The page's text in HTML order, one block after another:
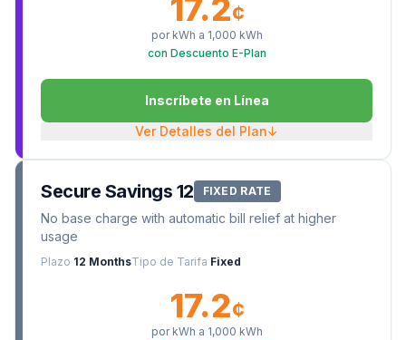
17.2¢
por kWh a 1,000 kWh
con Descuento E-Plan
Inscríbete en Línea
Ver Detalles del Plan↓
Secure Savings 12 FIXED RATE
No base charge with automatic bill relief at higher
usage
Plazo 12 MonthsTipo de Tarifa Fixed
17.2¢
por kWh a 1,000 kWh